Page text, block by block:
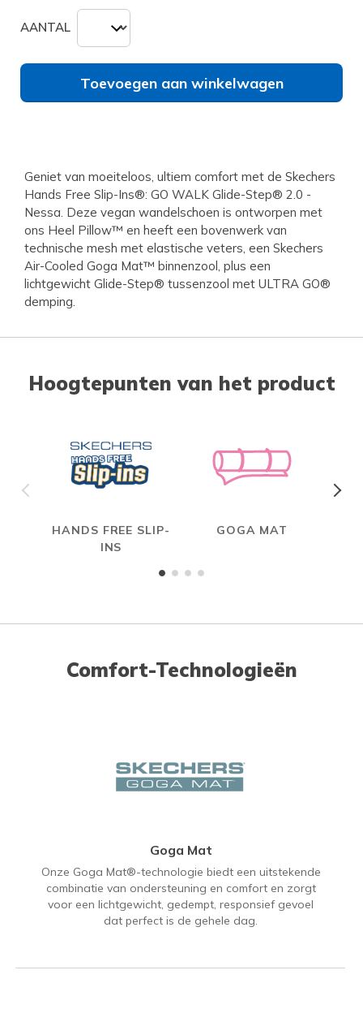
AANTAL
Toevoegen aan winkelwagen
Geniet van moeiteloos, ultiem comfort met de Skechers
Hands Free Slip-Ins®: GO WALK Glide-Step® 2.0 -
Nessa. Deze vegan wandelschoen is ontworpen met
ons Heel Pillow™ en heeft een bovenwerk van
technische mesh met elastische veters, een Skechers
Air-Cooled Goga Mat™ binnenzool, plus een
lichtgewicht Glide-Step® tussenzool met ULTRA GO®
demping.
Hoogtepunten van het product
HANDS FREE SLIP-
INS
GOGA MAT
Comfort-Technologieën
Goga Mat
Onze Goga Mat®-technologie biedt een uitstekende
combinatie van ondersteuning en comfort en zorgt
voor een lichtgewicht, gedempt, responsief gevoel
dat perfect is de gehele dag.